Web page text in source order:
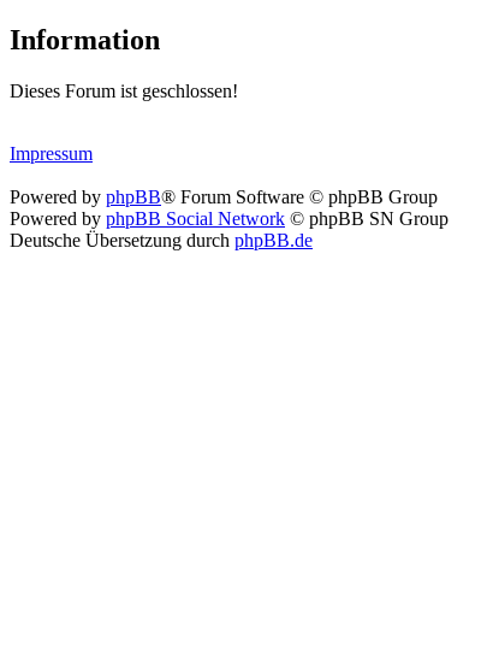
Information
Dieses Forum ist geschlossen!
Impressum
Powered by phpBB® Forum Software © phpBB Group
Powered by phpBB Social Network © phpBB SN Group
Deutsche Übersetzung durch phpBB.de